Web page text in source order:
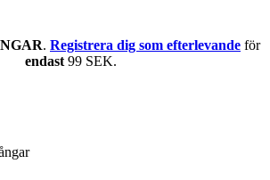
. Registrera dig som efterlevande för
endast99 SEK.